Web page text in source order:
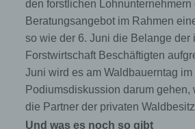
den forstlichen
Beratungsangebot im Rahmen
so wie der 6. Juni die Belange der
Forstwirtschaft Beschäftigten
Juni wird es am Waldbauerntag
Podiumsdiskussion darum gehen,
die Partner der privaten
Und was es noch so gibt
Profiling ist jede Art der
Verarbeitung
darin besteht, dass diese
Daten verwendet werden, um
persönliche Aspekte, die sich
natürliche Person beziehen,
insbesondere, um Aspekte
Arbeitsleistung,
Gesundheit, persönlicher